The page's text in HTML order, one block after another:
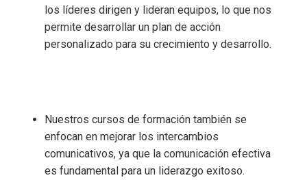
los líderes dirigen y lideran equipos, lo que nos
permite desarrollar un plan de acción
personalizado para su crecimiento y desarrollo.
Nuestros cursos de formación también se
enfocan en mejorar los intercambios
comunicativos, ya que la comunicación efectiva
es fundamental para un liderazgo exitoso.